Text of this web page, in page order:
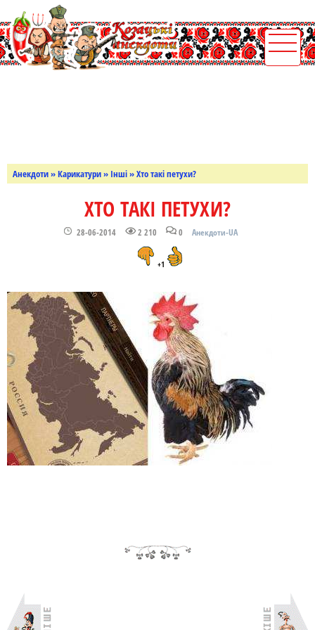
Анекдоти»Карикатури» Інші» Хто такі петухи?
ХТО ТАКІ ПЕТУХИ?
28-06-2014 2 210 0 Анекдоти-UA
+1